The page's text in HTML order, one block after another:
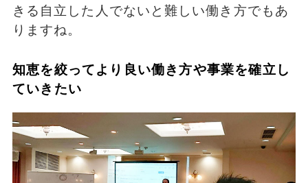
きる自立した人でないと難しい働き方でもあ
りますね。
知恵を絞ってより良い働き方や事業を確立し
ていきたい